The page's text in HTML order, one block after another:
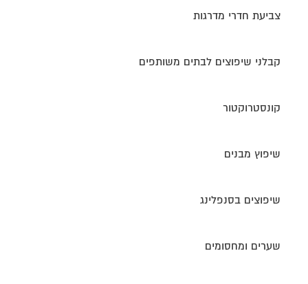
צביעת חדרי מדרגות
קבלני שיפוצים לבתים משותפים
קונסטרוקטור
שיפוץ מבנים
שיפוצים בסנפלינג
שערים ומחסומים